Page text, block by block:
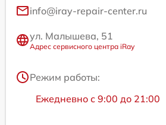
info@iray-repair-center.ru
ул. Малышева, 51
Адрес сервисного центра iRay
Режим работы:
Ежедневно с 9:00 до 21:00